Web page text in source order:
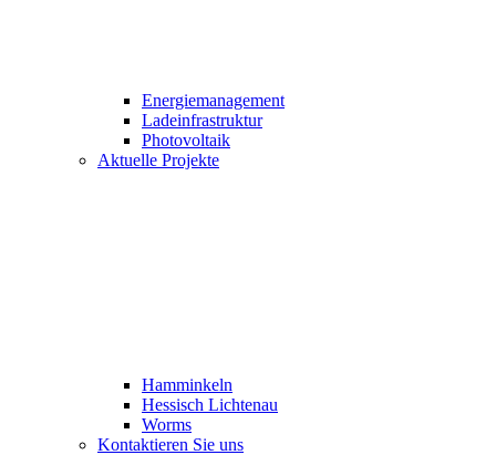
Energiemanagement
Ladeinfrastruktur
Photovoltaik
Aktuelle Projekte
Hamminkeln
Hessisch Lichtenau
Worms
Kontaktieren Sie uns